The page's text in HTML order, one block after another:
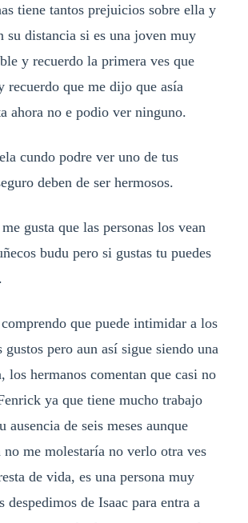
tiene tantos prejuicios sobre ella y
su distancia si es una joven muy
y recuerdo la primera ves que
recuerdo que me dijo que asía
ahora no e podio ver ninguno.
cundo podre ver uno de tus
deben de ser hermosos.
gusta que las personas los vean
budu pero si gustas tu puedes
que puede intimidar a los
gustos pero aun así sigue siendo una
los hermanos comentan que casi no
ya que tiene mucho trabajo
ausencia de seis meses aunque
no me molestaría no verlo otra ves
de vida, es una persona muy
despedimos de Isaac para entra a